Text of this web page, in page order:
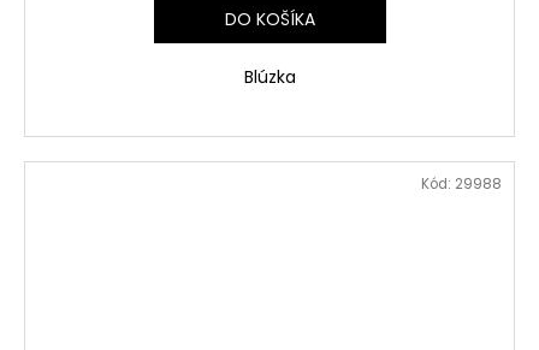
DO KOŠÍKA
Blúzka
Kód: 29988